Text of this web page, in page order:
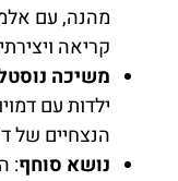
מהנה, עם
קריאה
משיכה
ילדות עם
הנצחיים של
נושא סוחף: